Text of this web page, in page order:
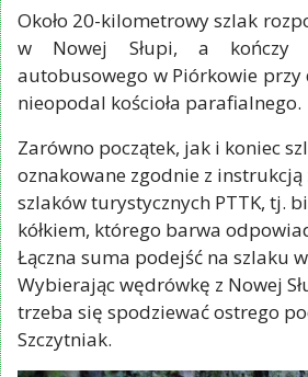
Około 20-kilometrowy szlak
w Nowej Słupi, a kończy
autobusowego w Piórkowie
nieopodal kościoła parafialnego.
Zarówno początek, jak i koniec
oznakowane zgodnie z
szlaków turystycznych PTTK, tj.
kółkiem, którego barwa
Łączna suma podejść na szlaku
Wybierając wędrówkę z Nowej
trzeba się spodziewać ostrego
Szczytniak.